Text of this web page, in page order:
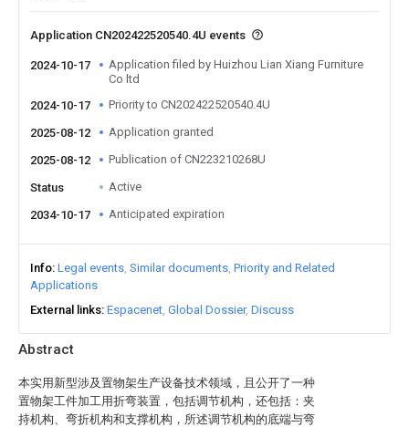
Abstract
本实用新型涉及置物架生产设备技术领域，且公开了一种
置物架工件加工用折弯装置，包括调节机构，还包括：夹
持机构、弯折机构和支撑机构，所述调节机构的底端与弯
Application CN202422520540.4U events
2024-10-17
Application filed by Huizhou Lian Xiang Furniture
Co ltd
2024-10-17
Priority to CN202422520540.4U
2025-08-12 Application granted
2025-08-12 Publication of CN223210268U
Status Active
2034-10-17 Anticipated expiration
Info Legal events Similar documents Priority and Related
Applications
External links Espacenet Global Dossier Discuss